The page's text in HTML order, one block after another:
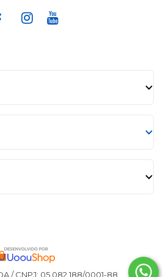
/ CNPJ: 05.082.188/0001-88